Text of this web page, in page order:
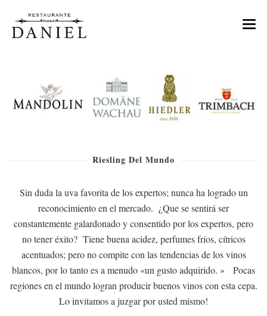
NOSOTROS
TIENDA DE VINOS
RESERVAS
Riesling Del Mundo
Sin duda la uva favorita de los expertos; nunca ha logrado un
reconocimiento en el mercado. ¿Que se sentirá ser
constantemente galardonado y consentido por los expertos, pero
no tener éxito? Tiene buena acidez, perfumes fríos, cítricos
acentuados; pero no compite con las tendencias de los vinos
blancos, por lo tanto es a menudo «un gusto adquirido. » Pocas
regiones en el mundo logran producir buenos vinos con esta cepa.
Lo invitamos a juzgar por usted mismo!